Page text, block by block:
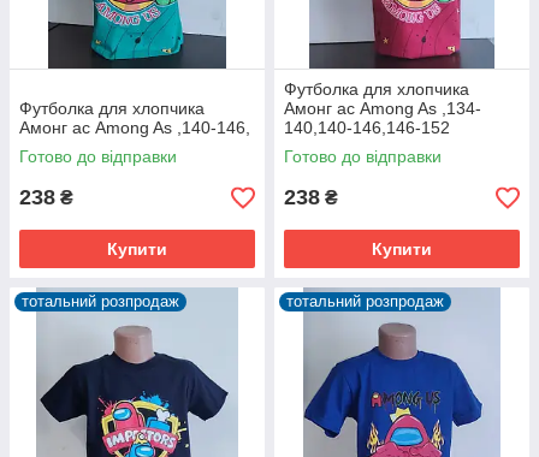
Футболка для хлопчика
Амонг ас Among As ,140-146,
Готово до відправки
238 ₴
Купити
Футболка для хлопчика
Амонг ас Among As ,134-
140,140-146,146-152
Готово до відправки
238 ₴
Купити
тотальний розпродаж тотальний розпродаж